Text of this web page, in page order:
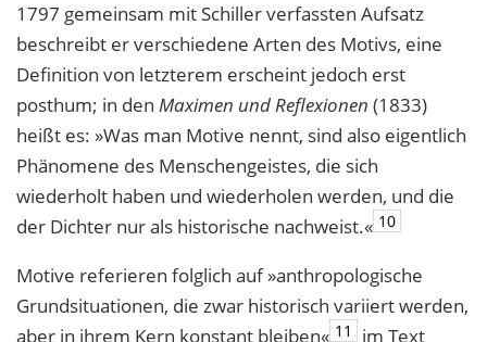
1797 gemeinsam mit Schiller verfassten Aufsatz
beschreibt er verschiedene Arten des Motivs, eine
Definition von letzterem erscheint jedoch erst
posthum; in den Maximen und Reflexionen (1833)
heißt es: »Was man Motive nennt, sind also eigentlich
Phänomene des Menschengeistes, die sich
wiederholt haben und wiederholen werden, und die
der Dichter nur als historische nachweist.« 10
Motive referieren folglich auf »anthropologische
Grundsituationen, die zwar histo­risch variiert werden,
aber in ihrem Kern konstant bleiben« 11
im Text